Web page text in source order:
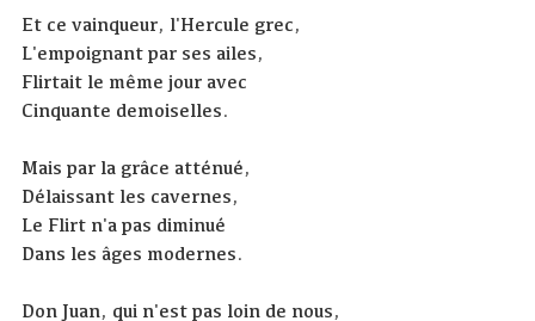
Et ce vainqueur, l'Hercule grec,
L'empoignant par ses ailes,
Flirtait le même jour avec
Cinquante demoiselles.
Mais par la grâce atténué,
Délaissant les cavernes,
Le Flirt n'a pas diminué
Dans les âges modernes.
Don Juan, qui n'est pas loin de nous,